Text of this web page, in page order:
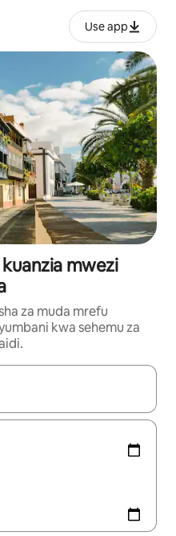
Use app
mwezi
za muda mrefu
kwa sehemu za
vinjari kwa kutumia vitufe vya